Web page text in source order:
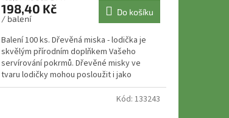
198,40 Kč
/ balení
Do košíku
Balení 100 ks. Dřevěná miska - lodička je
skvělým přírodním doplňkem Vašeho
servírování pokrmů. Dřevěné misky ve
tvaru lodičky mohou posloužit i jako
dekorace do interiérů ....
Kód: 133243